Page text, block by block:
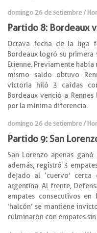
domingo 26 de setiembre /
Partido 8: Bordeaux
Octava fecha de la liga
Bordeaux logró su
Etienne. Previamente
mismo saldo obtuvo
victoria hiló 3 caídas
Bordeaux venció a
por la mínima diferencia.
domingo 26 de setiembre /
Partido 9: San
San Lorenzo apenas
además, registró 3
dejado al ‘cuervo’
argentina. Al frente,
empates consecutivos
‘halcón’ se mantiene
culminaron con empates sin